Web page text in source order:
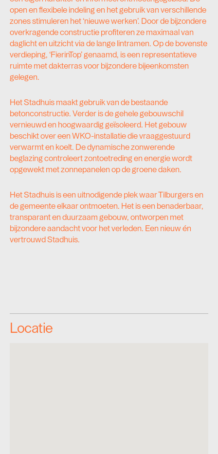
open en flexibele indeling en het gebruik van verschillende
zones stimuleren het ‘nieuwe werken’. Door de bijzondere
overkragende constructie profiteren ze maximaal van
daglicht en uitzicht via de lange lintramen. Op de bovenste
verdieping, ‘FierinTop’ genaamd, is een representatieve
ruimte met dakterras voor bijzondere bijeenkomsten
gelegen.
Het Stadhuis maakt gebruik van de bestaande
betonconstructie. Verder is de gehele gebouwschil
vernieuwd en hoogwaardig geïsoleerd. Het gebouw
beschikt over een WKO-installatie die vraaggestuurd
verwarmt en koelt. De dynamische zonwerende
beglazing controleert zontoetreding en energie wordt
opgewekt met zonnepanelen op de groene daken.
Het Stadhuis is een uitnodigende plek waar Tilburgers en
de gemeente elkaar ontmoeten. Het is een benaderbaar,
transparant en duurzaam gebouw, ontworpen met
bijzondere aandacht voor het verleden. Een nieuw én
vertrouwd Stadhuis.
Locatie